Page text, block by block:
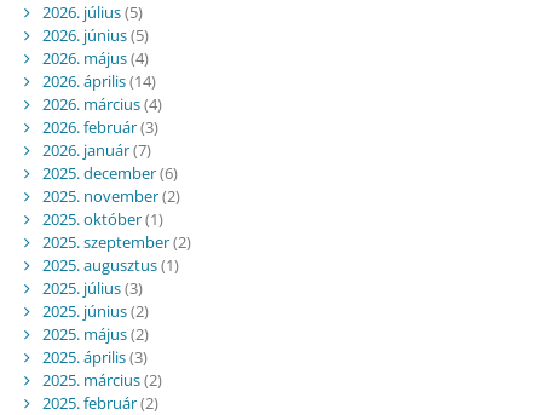
2026. július(5)
2026. június(5)
2026. május(4)
2026. április(14)
2026. március(4)
2026. február(3)
2026. január(7)
2025. december(6)
2025. november(2)
2025. október(1)
2025. szeptember(2)
2025. augusztus(1)
2025. július(3)
2025. június(2)
2025. május(2)
2025. április(3)
2025. március(2)
2025. február(2)